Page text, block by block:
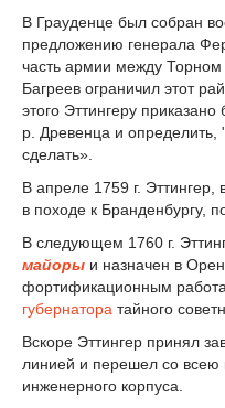
В Грауденце был собран
предложению генерала
часть армии между
Багреев ограничил этот
этого Эттингеру
р. Древенца и определить,
сделать».
В апреле 1759 г.
в походе к Бранденбургу,
В следующем 1760 г.
майоры и назначен в
фортификационным
губернатора тайного
Вскоре Эттингер принял
линией и перешел со
инженерного корпуса.